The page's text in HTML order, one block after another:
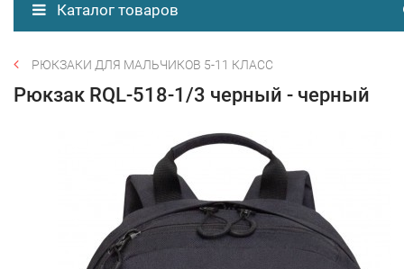
Каталог товаров
РЮКЗАКИ ДЛЯ МАЛЬЧИКОВ 5-11 КЛАСС
Рюкзак RQL-518-1/3 черный - черный